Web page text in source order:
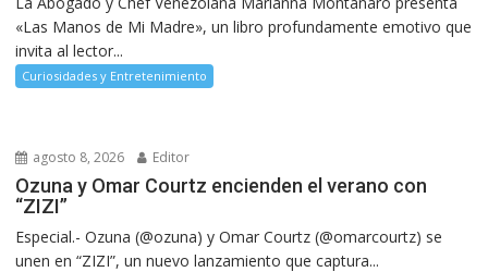
«Las Manos de Mi Madre», un libro profundamente emotivo que
invita al lector...
Curiosidades y Entretenimiento
agosto 8, 2026 Editor
Ozuna y Omar Courtz encienden el verano con
“ZIZI”
Especial.- Ozuna (@ozuna) y Omar Courtz (@omarcourtz) se
unen en “ZIZI”, un nuevo lanzamiento que captura...